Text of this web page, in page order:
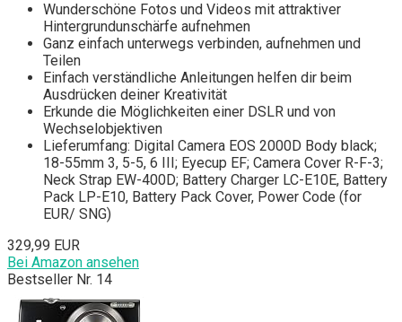
Wunderschöne Fotos und Videos mit attraktiver
Hintergrundunschärfe aufnehmen
Ganz einfach unterwegs verbinden, aufnehmen und
Teilen
Einfach verständliche Anleitungen helfen dir beim
Ausdrücken deiner Kreativität
Erkunde die Möglichkeiten einer DSLR und von
Wechselobjektiven
Lieferumfang: Digital Camera EOS 2000D Body black;
18-55mm 3, 5-5, 6 III; Eyecup EF; Camera Cover R-F-3;
Neck Strap EW-400D; Battery Charger LC-E10E, Battery
Pack LP-E10, Battery Pack Cover, Power Code (for
EUR/ SNG)
329,99 EUR
Bei Amazon ansehen
Bestseller Nr. 14